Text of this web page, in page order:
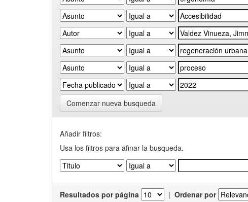
Comenzar nueva busqueda
Añadir filtros:
Usa los filtros para afinar la busqueda.
Resultados por página | Ordenar por